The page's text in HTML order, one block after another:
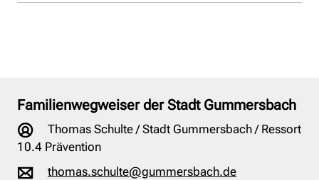
Familienwegweiser der Stadt Gummersbach
Thomas Schulte / Stadt Gummersbach / Ressort
10.4 Prävention
thomas.schulte@gummersbach.de